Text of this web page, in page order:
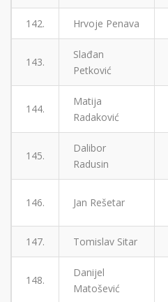
142. Hrvoje Penava
143.
Slađan
Petković
144.
Matija
Radaković
145.
Dalibor
Radusin
146. Jan Rešetar
147. Tomislav Sitar
148.
Danijel
Matošević